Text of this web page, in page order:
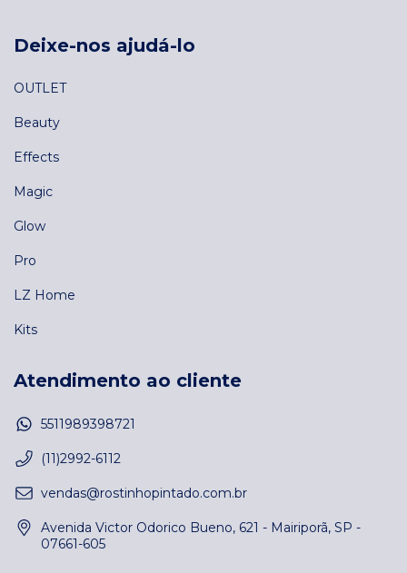
Deixe-nos ajudá-lo
OUTLET
Beauty
Effects
Magic
Glow
Pro
LZ Home
Kits
Atendimento ao cliente
5511989398721
(11)2992-6112
vendas@rostinhopintado.com.br
Avenida Victor Odorico Bueno, 621 - Mairiporã, SP -
07661-605